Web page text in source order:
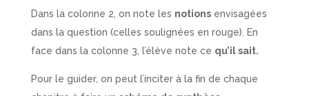
Dans la colonne 2, on note les notionsenvisagées
dans la question (celles soulignées en rouge). En
face dans la colonne 3, l’élève note ce qu’il sait.
Pour le guider, on peut l’inciter à la fin de chaque